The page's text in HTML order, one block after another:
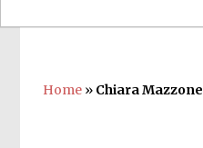
Home » Chiara Mazzone